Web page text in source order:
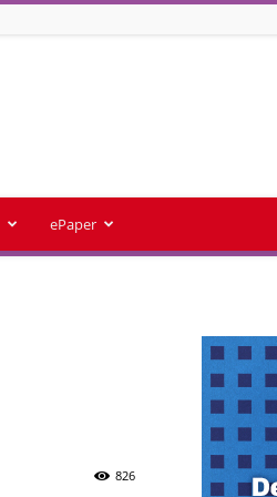
ePaper
826